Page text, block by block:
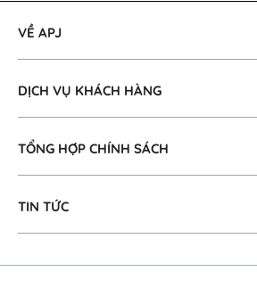
VỀ APJ
DỊCH VỤ KHÁCH HÀNG
TỔNG HỢP CHÍNH SÁCH
TIN TỨC